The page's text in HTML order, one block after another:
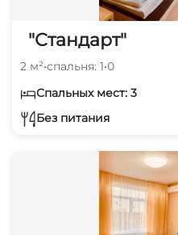
"Стандарт"
2 м²•спальня: 1•0
Спальных мест: 3
Без питания